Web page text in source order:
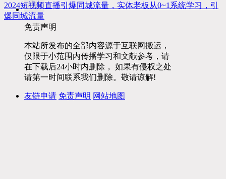
2024短视频直播引爆同城流量，实体老板从0~1系统学习，引
爆同城流量
免责声明
本站所发布的全部内容源于互联网搬运，
仅限于小范围内传播学习和文献参考，请
在下载后24小时内删除， 如果有侵权之处
请第一时间联系我们删除。敬请谅解!
友链申请 免责声明 网站地图